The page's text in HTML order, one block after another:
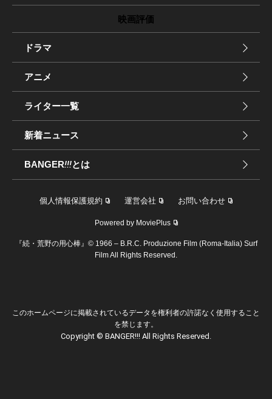
映画評価
ドラマ
アニメ
ライター一覧
新着ニュース
BANGER!!!とは
個人情報保護規約 運営会社 お問い合わせ
Powered by MoviePlus
『続・荒野の用心棒』© 1966 – B.R.C. Produzione Film (Roma-Italia) Surf
Film All Rights Reserved.
このホームページに掲載されているデータを権利者の許諾なく使用すること
を禁じます。
Copyright © BANGER!!! All Rights Reserved.